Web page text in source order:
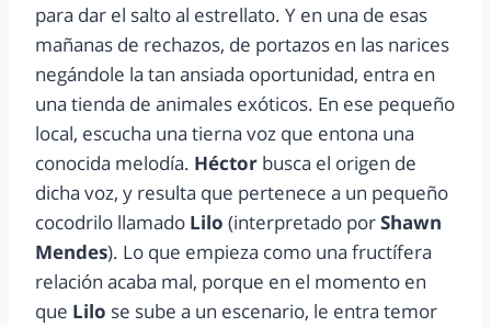
para dar el salto al estrellato. Y en una de esas
mañanas de rechazos, de portazos en las narices
negándole la tan ansiada oportunidad, entra en
una tienda de animales exóticos. En ese pequeño
local, escucha una tierna voz que entona una
conocida melodía. Héctor busca el origen de
dicha voz, y resulta que pertenece a un pequeño
cocodrilo llamado Lilo (interpretado porShawn
Mendes). Lo que empieza como una fructífera
relación acaba mal, porque en el momento en
que Lilo se sube a un escenario, le entra temor